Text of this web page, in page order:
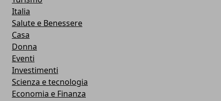
Italia
Salute e Benessere
Casa
Donna
Eventi
Investimenti
Scienza e tecnologia
Economia e Finanza